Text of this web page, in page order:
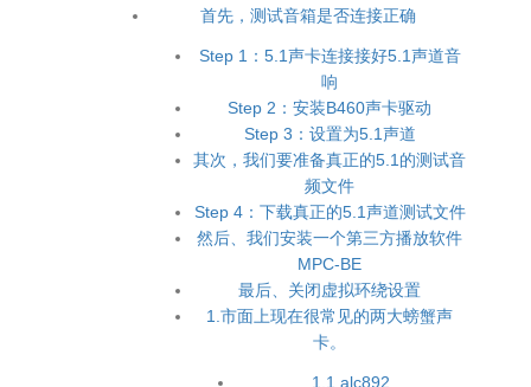
首先，测试音箱是否连接正确
Step 1：5.1声卡连接接好5.1声道音
响
Step 2：安装B460声卡驱动
Step 3：设置为5.1声道
其次，我们要准备真正的5.1的测试音
频文件
Step 4：下载真正的5.1声道测试文件
然后、我们安装一个第三方播放软件
MPC-BE
最后、关闭虚拟环绕设置
1.市面上现在很常见的两大螃蟹声
卡。
1.1 alc892